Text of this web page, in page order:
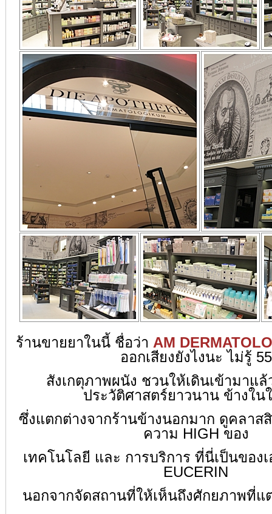
ร้านขายยาในนี้ ชื่อว่า AM
ออกเสียงยังไงนะ ไม่รู้ 55
สังเกตุภาพผนัง ชวนให้เดินเข้ามาแ
ประวัติศาสตร์ยาวนาน ข้างใน
ซึ่งแตกต่างจากร้านข้างนอกมาก ดูคลาส
ความ HIGH ของ
เทคโนโลยี และ การบริการ ที่นี่เป็นของ
EUCERIN
นอกจากจัดสถานที่ให้เห็นถึงศักยภาพที่แ